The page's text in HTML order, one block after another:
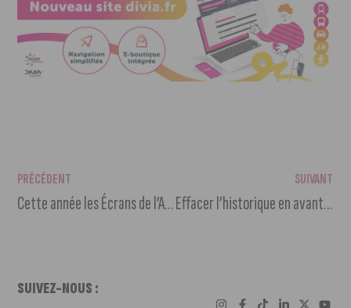
PRÉCÉDENT
Cette année les Écrans de l’Aventure jouent les équilibristes à Dijon
SUIVANT
Effacer l’historique en avant-première au Ciné Cap Vert Dijon le 21 août
SUIVEZ-NOUS :